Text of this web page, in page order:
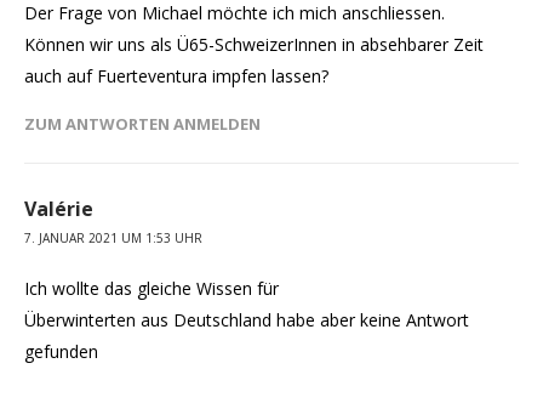
Der Frage von Michael möchte ich mich anschliessen.
Können wir uns als Ü65-SchweizerInnen in absehbarer Zeit
auch auf Fuerteventura impfen lassen?
ZUM ANTWORTEN ANMELDEN
Valérie
7. JANUAR 2021 UM 1:53 UHR
Ich wollte das gleiche Wissen für
Überwinterten aus Deutschland habe aber keine Antwort
gefunden